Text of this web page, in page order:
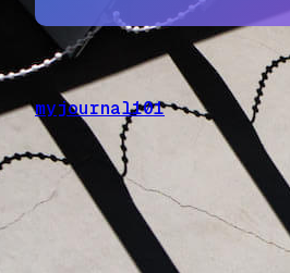
myjournal101